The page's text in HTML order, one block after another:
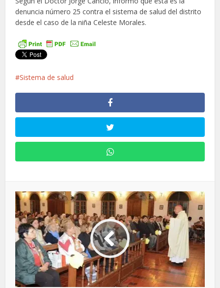
denuncia número 25 contra el sistema de salud del distrito
desde el caso de la niña Celeste Morales.
Sistema de salud